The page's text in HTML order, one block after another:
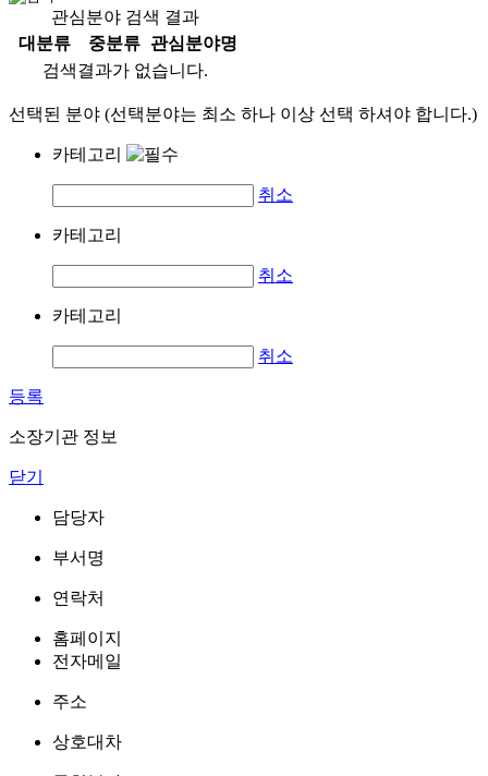
관심분야 검색 결과
대분류
중분류
관심분야명
검색결과가 없습니다.
선택된 분야 (선택분야는 최소 하나 이상 선택 하셔야 합니다.)
카테고리
취소
카테고리
취소
카테고리
취소
등록
소장기관 정보
닫기
담당자
부서명
연락처
홈페이지
전자메일
주소
상호대차